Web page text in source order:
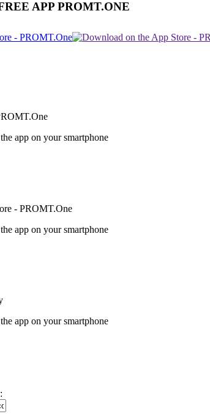
APP PROMT.ONE
app on your smartphone
app on your smartphone
app on your smartphone